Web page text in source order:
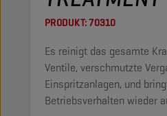
PRODUKT:70310
Es reinigt das gesamte
Ventile, verschmutzte
Einspritzanlagen, und
Betriebsverhalten wieder